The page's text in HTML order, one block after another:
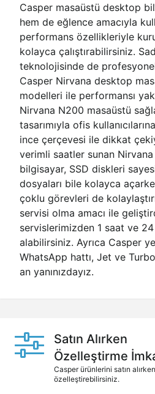
Casper masaüstü desktop
hem de eğlence amacıyla
performans özellikleriyle
kolayca çalıştırabilirsiniz.
teknolojisinde de
Casper Nirvana desktop
modelleri ile performansı
Nirvana N200 masaüstü
tasarımıyla ofis
ince çerçevesi ile dikkat
verimli saatler sunan
bilgisayar, SSD diskleri
dosyaları bile kolayca
çoklu görevleri de
servisi olma amacı ile
servislerimizden 1 saat ve
alabilirsiniz. Ayrıca Casper
WhatsApp hattı, Jet ve
an yanınızdayız.
Satın Alırken
Özelleştirme
Casper ürünlerini satın
özelleştirebilirsiniz.